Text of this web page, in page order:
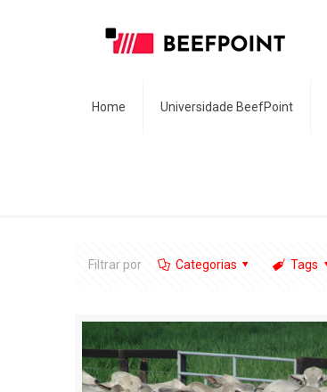
Home Universidade BeefPoint
Filtrar por Categorias Tags